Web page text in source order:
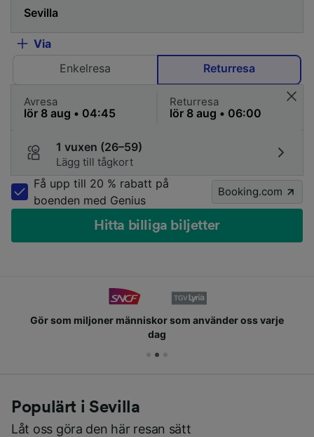
Via
Enkelresa
Returresa
Avresa Returresa
1 vuxen (26–59)
Lägg till tågkort
Få upp till 20 % rabatt på
boenden med Genius
Booking.com
Hitta billiga biljetter
Gör som miljoner människor som använder oss varje
dag
Populärt i Sevilla
Låt oss göra den här resan sätt